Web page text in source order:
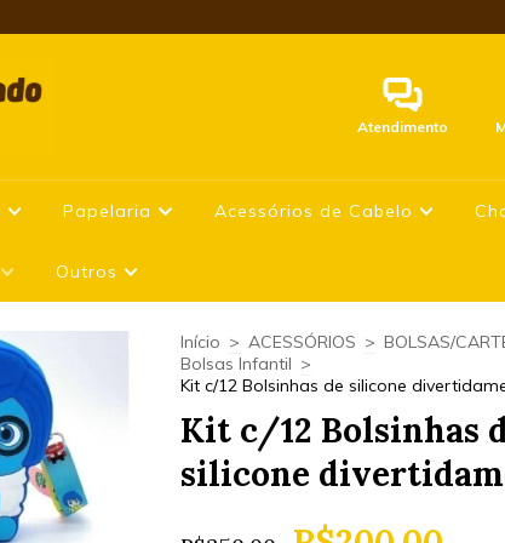
Atendimento
Papelaria Acessórios de Cabelo
Outros
Início > ACESSÓRIOS > BOLSAS/
Bolsas Infantil >
Kit c/12 Bolsinhas de silicone
Kit c/12 Bolsinhas
silicone